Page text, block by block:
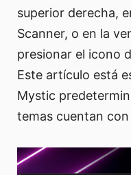
superior derecha,
Scanner, o en la
presionar el icono
Este artículo está
Mystic
temas cuentan